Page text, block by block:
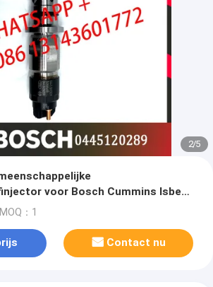
2/5
voor Bosch Cummins Isbe
4337542
MOQ：1
Contact nu